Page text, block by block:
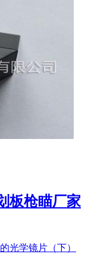
板枪瞄厂家
光学镜片（下）